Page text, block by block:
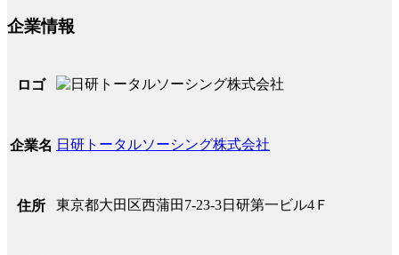
企業情報
ロゴ
企業名 日研トータルソーシング株式会社
住所 東京都大田区西蒲田7-23-3日研第一ビル4Ｆ